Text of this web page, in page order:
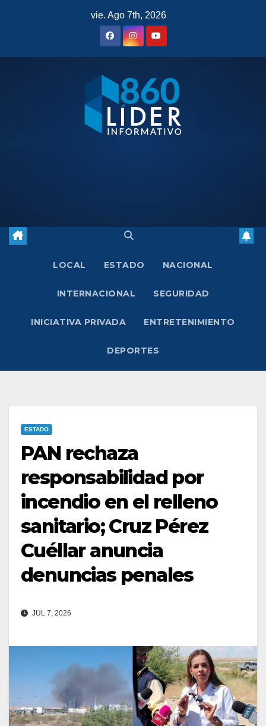
vie. Ago 7th, 2026
LOCAL ESTADO NACIONAL
INTERNACIONAL SEGURIDAD
INICIATIVA PRIVADA ENTRETENIMIENTO
DEPORTES
ESTADO
PAN rechaza
responsabilidad por
incendio en el relleno
sanitario; Cruz Pérez
Cuéllar anuncia
denuncias penales
JUL 7, 2026